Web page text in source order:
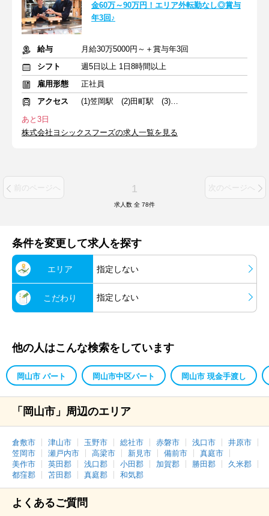
金60万～90万円！エリア外転勤なし◎賞与
年3回♪
給与
月給30万5000円～＋賞与年3回
シフト
週5日以上 1日8時間以上
雇用形態
正社員
アクセス
(1)笠岡駅 (2)田町駅 (3)倉敷駅
あと3日
株式会社ヨシックスフーズの求人一覧を見る
前のページへ 1 次のページへ
求人数 全 78件
条件を変更して求人を探す
エリア 指定しない
こだわり 指定しない
他の人はこんな検索をしています
岡山市 パート 岡山市中区パート 岡山市 現金手渡し
「岡山市」周辺のエリア
倉敷市 津山市 玉野市 総社市 赤磐市 浅口市
井原市
笠岡市
瀬戸内市 高梁市 新見市 備前市
真庭市
美作市
英田郡 浅口郡 小田郡 加賀郡 勝田郡
久米郡
都窪郡
苫田郡 真庭郡 和気郡
よくあるご質問